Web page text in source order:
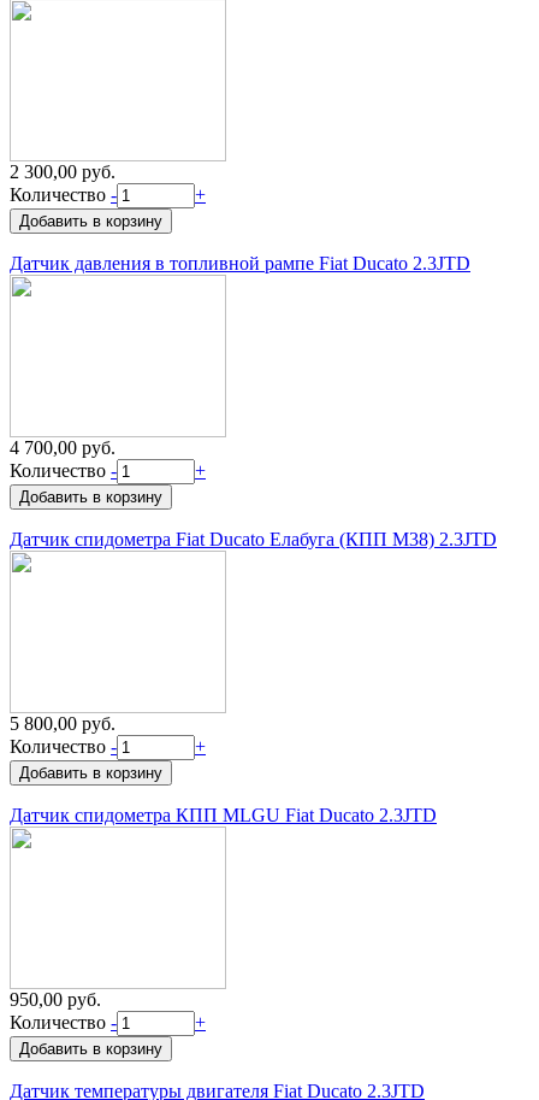
2 300,00 руб.
Количество - +
Датчик давления в топливной рампе Fiat Ducato 2.3JTD
4 700,00 руб.
Количество - +
Датчик спидометра Fiat Ducato Елабуга (КПП M38) 2.3JTD
5 800,00 руб.
Количество - +
Датчик спидометра КПП MLGU Fiat Ducato 2.3JTD
950,00 руб.
Количество - +
Датчик температуры двигателя Fiat Ducato 2.3JTD